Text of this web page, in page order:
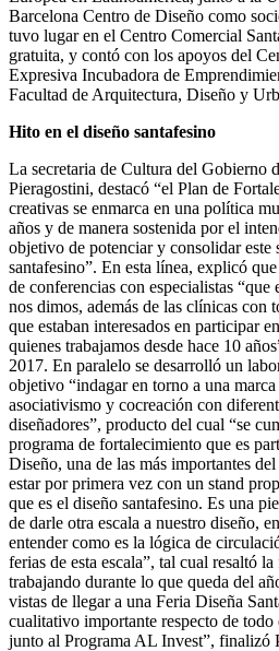
Barcelona Centro de Diseño como
tuvo lugar en el Centro Comercial
gratuita, y contó con los apoyos del
Expresiva Incubadora de
Facultad de Arquitectura, Diseño y
Hito en el diseño santafesino
La secretaria de Cultura del Gobierno
Pieragostini, destacó “el Plan de
creativas se enmarca en una política
años y de manera sostenida por el
objetivo de potenciar y consolidar este
santafesino”. En esta línea, explicó
de conferencias con especialistas “que
nos dimos, además de las clínicas con
que estaban interesados en participar
quienes trabajamos desde hace 10
2017. En paralelo se desarrolló un
objetivo “indagar en torno a una
asociativismo y cocreación con
diseñadores”, producto del cual “se
programa de fortalecimiento que es
Diseño, una de las más importantes
estar por primera vez con un stand
que es el diseño santafesino. Es una
de darle otra escala a nuestro diseño,
entender como es la lógica de
ferias de esta escala”, tal cual resaltó
trabajando durante lo que queda del
vistas de llegar a una Feria Diseña
cualitativo importante respecto de todo
junto al Programa AL Invest”, finalizó